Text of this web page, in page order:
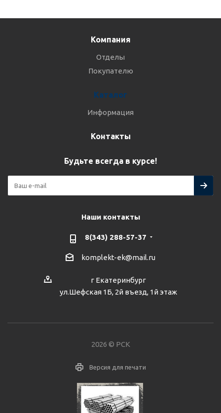
Компания
Отделы
Покупателю
Каталог
Информация
Контакты
Будьте всегда в курсе!
Наши контакты
8(343) 288-57-37
komplekt-ek@mail.ru
г Екатеринбург
ул.Шефская 1Б, 2й въезд, 1й этаж
2026 © РСК
Версия для печати